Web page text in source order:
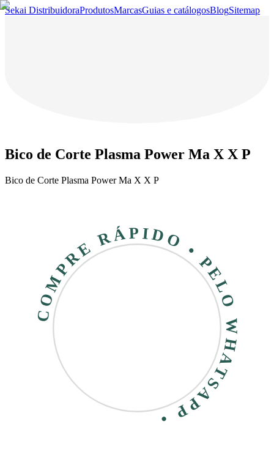
Sekai DistribuidoraProdutosMarcasGuias e catálogosBlogSitemap
Bico de Corte Plasma Power Ma X X P
Bico de Corte Plasma Power Ma X X P
COMPRE RÁPIDO • PELO WHATSAPP •